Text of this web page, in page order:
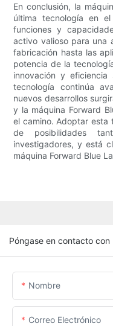
En conclusión, la
última tecnología en
funciones y
activo valioso para una
fabricación hasta las
potencia de la
innovación y
tecnología continúa
nuevos desarrollos
y la máquina Forward
el camino. Adoptar esta
de posibilidades
investigadores, y está
máquina Forward Blue
Póngase en contacto con
Nombre
Correo Electrónico